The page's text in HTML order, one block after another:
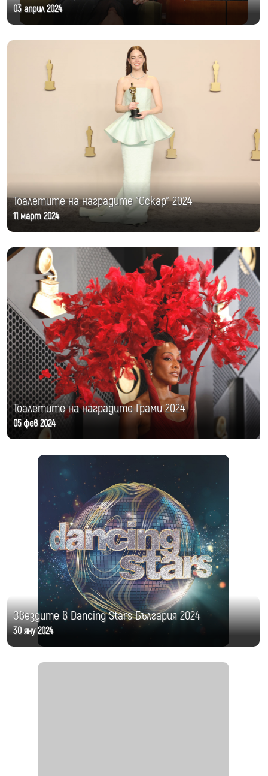
03 април 2024
Тоалетите на наградите "Оскар" 2024
11 март 2024
Тоалетите на наградите Грами 2024
05 фев 2024
Звездите в Dancing Stars България 2024
30 яну 2024